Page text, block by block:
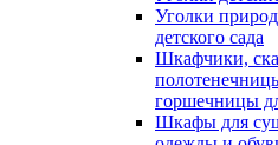
Уголки
детского сада
Шкафчики,
горшечницы
Шкафы для